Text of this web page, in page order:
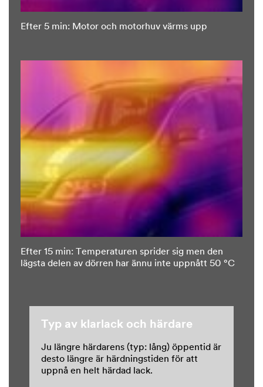
Efter 5 min: Motor och motorhuv värms upp
Efter 15 min: Temperaturen sprider sig men den
lägsta delen av dörren har ännu inte uppnått 50 °C
Typ av klarlack och härdare
Ju längre härdarens (typ: lång) öppentid är
desto längre är härdningstiden för att
uppnå en helt härdad lack.